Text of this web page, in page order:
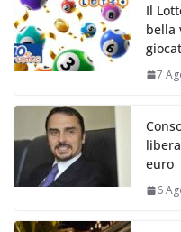
Il
bella
7
euro
6